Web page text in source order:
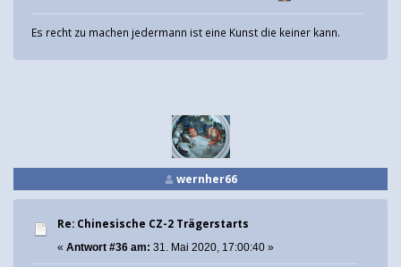
Es recht zu machen jedermann ist eine Kunst die keiner kann.
wernher66
Re: Chinesische CZ-2 Trägerstarts
« Antwort #36 am: 31. Mai 2020, 17:00:40 »